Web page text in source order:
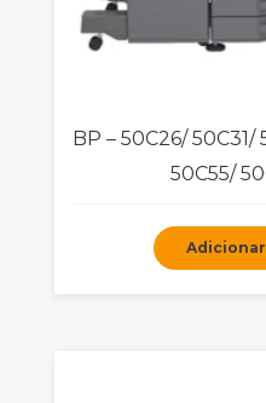
BP – 50C26/ 50C31/
50C55/